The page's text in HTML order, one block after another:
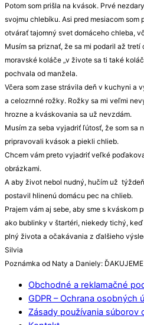
Potom som prišla na kvások. Prvé
svojmu chlebíku. Asi pred mesiacom som
otvárať tajomný svet domáceho chleba,
Musím sa priznať, že sa mi podaril až
moravské koláče „v živote sa ti také
pochvala od manžela.
Včera som zase strávila deň v kuchyni a
a celozrnné rožky. Rožky sa mi veľmi
hrozne a kváskovania sa už nevzdám.
Musím za seba vyjadriť ľútosť, že som sa
pripravovali kvások a piekli chlieb.
Chcem vám preto vyjadriť veľké
obrázkami.
A aby život nebol nudný, hučím už
postavil hlinenú domácu pec na chlieb.
Prajem vám aj sebe, aby sme s kváskom
ako bublinky v štartéri, niekedy tichý,
plný života a očakávania z ďalšieho
Silvia
Poznámka od Naty a Daniely:
Obchodné a reklamačné
GDPR – Ochrana osobných
Zásady používania súborov